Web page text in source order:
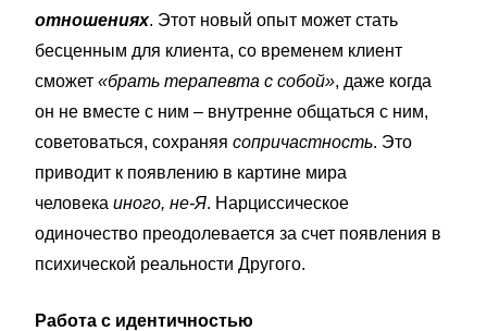
отношениях. Этот новый опыт может стать
бесценным для клиента, со временем клиент
сможет «брать терапевта с собой», даже когда
он не вместе с ним – внутренне общаться с ним,
советоваться, сохраняя сопричастность. Это
приводит к появлению в картине мира
человека иного, не-Я. Нарциссическое
одиночество преодолевается за счет появления в
психической реальности Другого.
Работа с идентичностью